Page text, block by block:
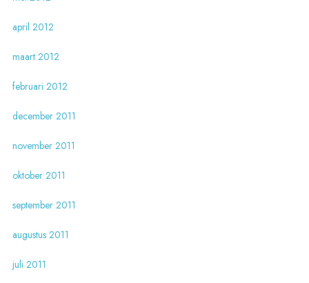
april 2012
maart 2012
februari 2012
december 2011
november 2011
oktober 2011
september 2011
augustus 2011
juli 2011